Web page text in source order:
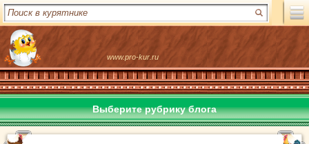
www.pro-kur.ru
Выберите рубрику блога